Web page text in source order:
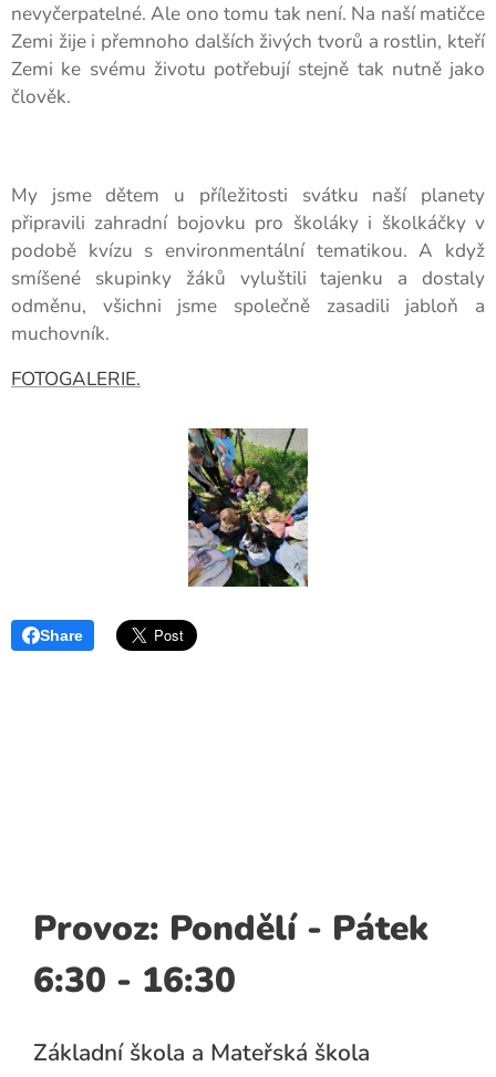
nevyčerpatelné. Ale ono tomu tak není. Na naší matičce
Zemi žije i přemnoho dalších živých tvorů a rostlin, kteří
Zemi ke svému životu potřebují stejně tak nutně jako
člověk.
My jsme dětem u příležitosti svátku naší planety
připravili zahradní bojovku pro školáky i školkáčky v
podobě kvízu s environmentální tematikou. A když
smíšené skupinky žáků vyluštili tajenku a dostaly
odměnu, všichni jsme společně zasadili jabloň a
muchovník.
FOTOGALERIE.
Share
Provoz: Pondělí - Pátek
6:30 - 16:30
Základní škola a Mateřská škola